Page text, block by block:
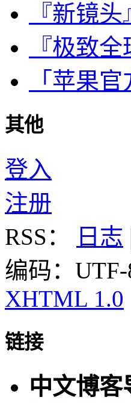
『新镜
『极致
「苹果
其他
登入
注册
RSS：
日志
编码：UTF-
XHTML 1.0
链接
中文博客